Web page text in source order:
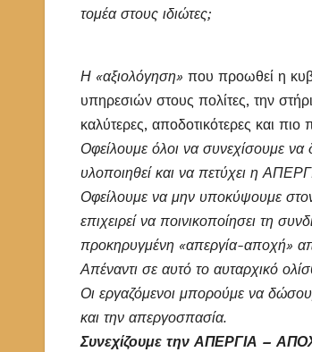
τομέα στους ιδιώτες;
Η «αξιολόγηση» που προωθεί η
υπηρεσιών στους πολίτες, την
καλύτερες, αποδοτικότερες και πιο
Οφείλουμε όλοι να συνεχίσουμε να
υλοποιηθεί και να πετύχει η
Οφείλουμε να μην υποκύψουμε
επιχειρεί να ποινικοποίησει τη
προκηρυγμένη «απεργία-αποχή»
Απέναντι σε αυτό το αυταρχικό
Οι εργαζόμενοι μπορούμε να
και την απεργοσπασία.
Συνεχίζουμε την ΑΠΕΡΓΙΑ –